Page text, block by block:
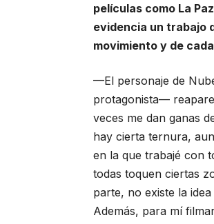
películas como La
evidencia un trabajo
movimiento y de
—El personaje de
protagonista—
veces me dan ganas
hay cierta ternura,
en la que trabajé con
todas toquen ciertas
parte, no existe la
Además, para mí